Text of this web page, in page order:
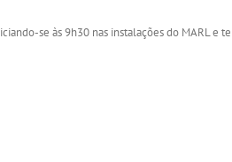
se às 9h30 nas instalações do MARL